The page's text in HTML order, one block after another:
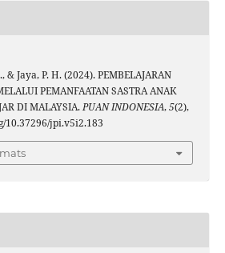
Jaya, P. H. (2024). PEMBELAJARAN
PEMANFAATAN SASTRA ANAK
DI MALAYSIA.PUAN INDONESIA,5(2),
10.37296/jpi.v5i2.183